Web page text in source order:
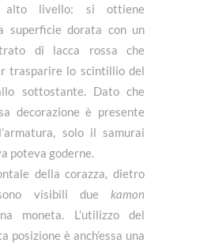
alto livello: si ottiene
superficie dorata con un
di lacca rossa che
trasparire lo scintillio del
sottostante. Dato che
decorazione è presente
solo il samurai
poteva goderne.
della corazza, dietro
visibili due kamon
moneta. L’utilizzo del
posizione è anch’essa una